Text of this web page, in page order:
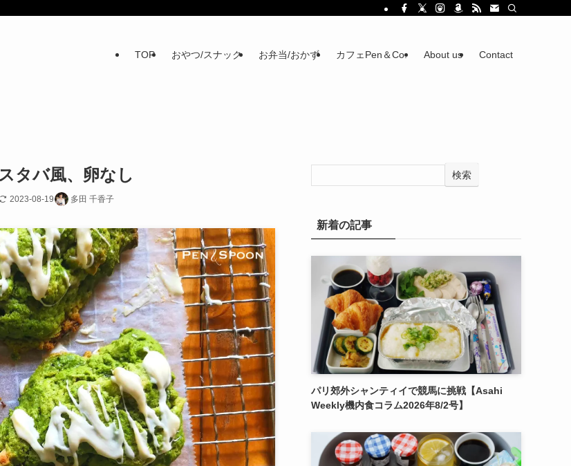
TOP おやつ/スナック お弁当/おかず カフェPen＆Co. About us Contact
タバ風、卵なし
2023-08-19 多田 千香子
検索
新着の記事
パリ郊外シャンティイで競馬に挑戦【Asahi
Weekly機内食コラム2026年8/2号】